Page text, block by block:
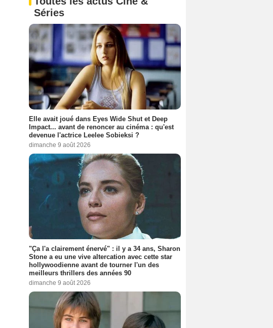
Séries
Elle avait joué dans Eyes Wide Shut et Deep
Impact... avant de renoncer au cinéma : qu'est
devenue l'actrice Leelee Sobieksi ?
dimanche 9 août 2026
"Ça l'a clairement énervé" : il y a 34 ans, Sharon
Stone a eu une vive altercation avec cette star
hollywoodienne avant de tourner l'un des
meilleurs thrillers des années 90
dimanche 9 août 2026